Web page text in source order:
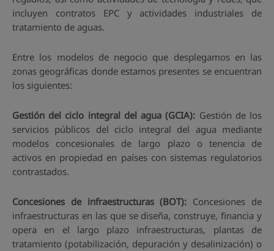
incluyen contratos EPC y actividades industriales de
tratamiento de aguas.
Entre los modelos de negocio que desplegamos en las
zonas geográficas donde estamos presentes se encuentran
los siguientes:
Gestión del ciclo integral del agua (GCIA): Gestión de los
servicios públicos del ciclo integral del agua mediante
modelos concesionales de largo plazo o tenencia de
activos en propiedad en países con sistemas regulatorios
contrastados.
Concesiones de infraestructuras (BOT): Concesiones de
infraestructuras en las que se diseña, construye, financia y
opera en el largo plazo infraestructuras, plantas de
tratamiento (potabilización, depuración y desalinización) o